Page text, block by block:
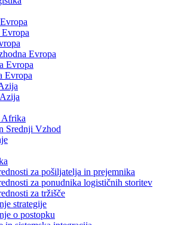
Evropa
Evropa
Evropa
Evropa
Afrika
Srednji Vzhod
za pošiljatelja in prejemnika
za ponudnika logističnih storitev
za tržišče
strategije
o postopku